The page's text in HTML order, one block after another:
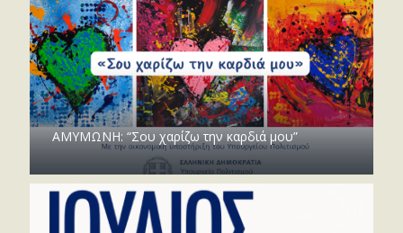
ΑΜΥΜΩΝΗ: “Σου χαρίζω την καρδιά μου”